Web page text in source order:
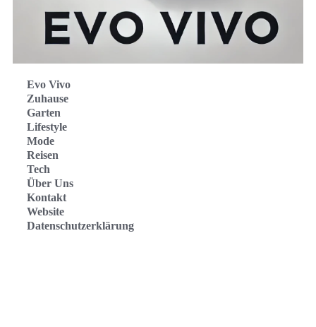
Evo Vivo
Zuhause
Garten
Lifestyle
Mode
Reisen
Tech
Über Uns
Kontakt
Website
Datenschutzerklärung